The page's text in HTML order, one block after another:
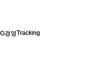
경영Tracking